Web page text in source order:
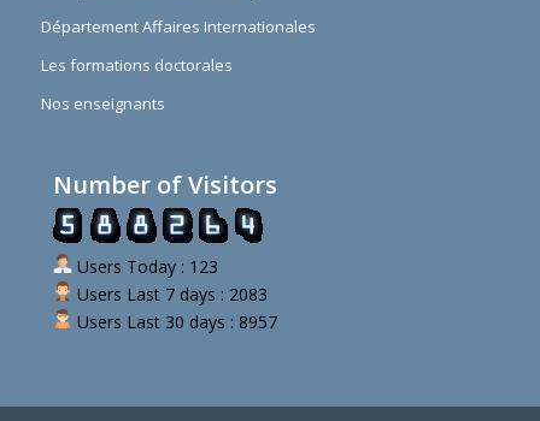
Département Affaires Internationales
Les formations doctorales
Nos enseignants
Number of Visitors
Users Today : 123
Users Last 7 days : 2083
Users Last 30 days : 8957